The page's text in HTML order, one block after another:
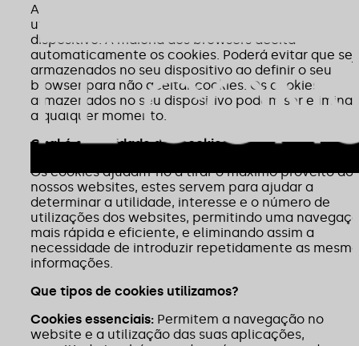
Ao navegar neste website, estará a consentir a
utilização e armazenamento de cookies no seu
dispositivo. A maioria dos browsers aceita
automaticamente os cookies. Poderá evitar que
armazenados no seu dispositivo ao definir o seu
browser para não aceitar cookies. Os cookies
armazenados no seu dispositivo podem ser
a qualquer momento.
Qual é a finalidade dos cookies?
Os cookies ajudam-no a tirar o máximo proveito dos
nossos websites, estes servem para ajudar a
determinar a utilidade, interesse e o número de
utilizações dos websites, permitindo uma
mais rápida e eficiente, e eliminando assim a
necessidade de introduzir repetidamente as
informações.
Que tipos de cookies utilizamos?
Cookies essenciais: Permitem a navegação no
website e a utilização das suas aplicações,